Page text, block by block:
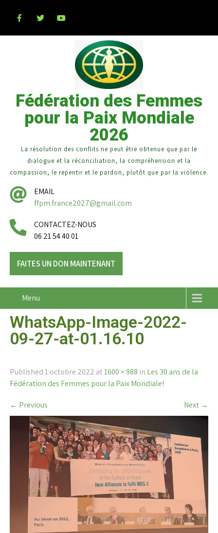
Fédération des Femmes
pour la Paix Mondiale
2026
La résolution des conflits ne peut être obtenue que par le
dialogue et la réconciliation, la compréhension et la
compassion, le repentir et le pardon, plutôt que par la violence.
EMAIL
ffpm.france2027@gmail.com
CONTACTEZ-NOUS
06 21 54 40 01
FAITES UN DON MAINTENANT
Menu
WhatsApp-Image-2022-
09-27-at-01.16.10
Published1 octobre 2022 at1600 × 988 in Les 30 ans de la
Fédération des Femmes pour la Paix Mondiale!
← Previous Next →